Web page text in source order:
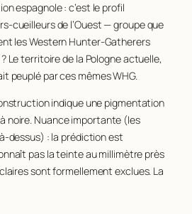
espagnole : c’est le profil
cueilleurs de l’Ouest — groupe que
lesWestern Hunter-Gatherers
Le territoire de la Pologne actuelle,
peuplé par ces mêmes WHG.
indique une pigmentation
noire. Nuance importante (les
dessus) : la prédiction est
pas la teinte au millimètre près
sont formellement exclues. La